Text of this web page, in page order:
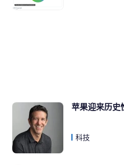
苹果迎来历史
科技